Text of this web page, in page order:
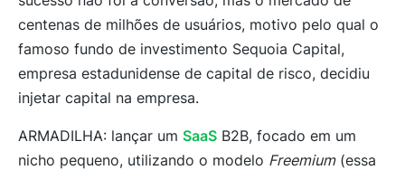
centenas de milhões de usuários, motivo pelo qual o
famoso fundo de investimento Sequoia Capital,
empresa estadunidense de capital de risco, decidiu
injetar capital na empresa.
ARMADILHA: lançar um SaaS B2B, focado em um
nicho pequeno, utilizando o modelo Freemium(essa